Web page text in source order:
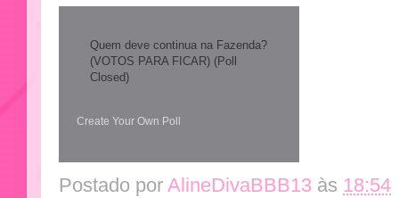
Quem deve continua na Fazenda?
(VOTOS PARA FICAR) (Poll
Closed)
Create Your Own Poll
Postado por AlineDivaBBB13 às 18:54